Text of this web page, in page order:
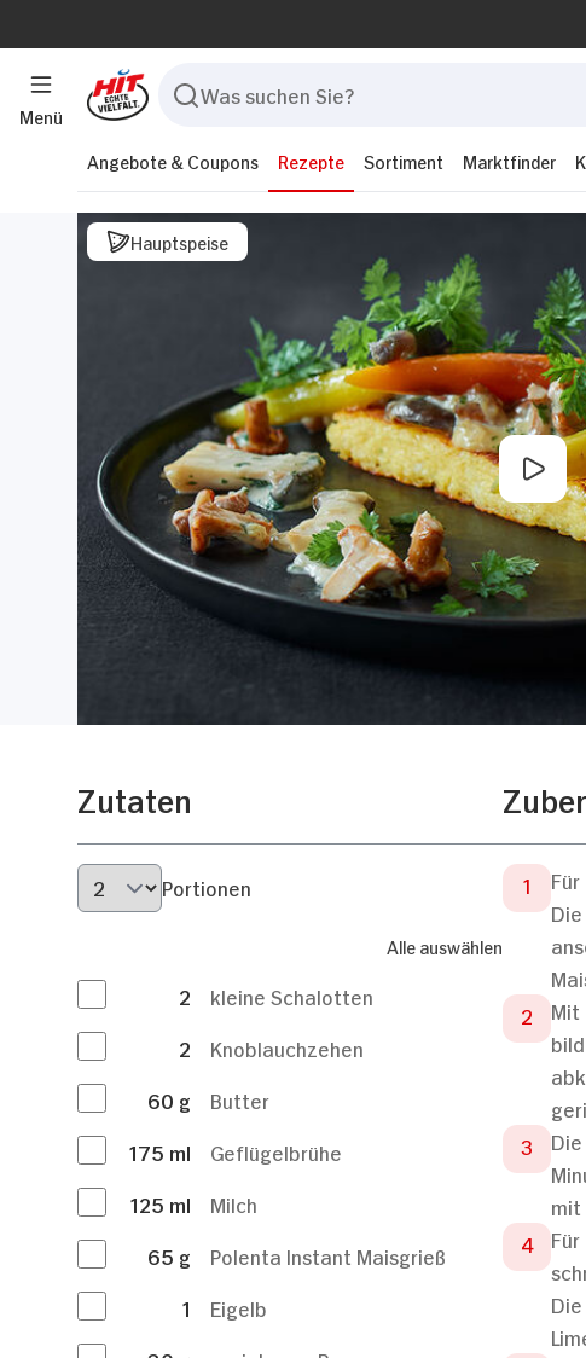
Menü
Angebote & Coupons Rezepte Sortiment Marktfinder
Hauptspeise
Zutaten
Portionen
Alle auswählen
2
kleine Schalotten
2
Knoblauchzehen
60 g
Butter
175 ml
Geflügelbrühe
125 ml
Milch
65 g
Polenta Instant Maisgrieß
1
Eigelb
Mit
mit